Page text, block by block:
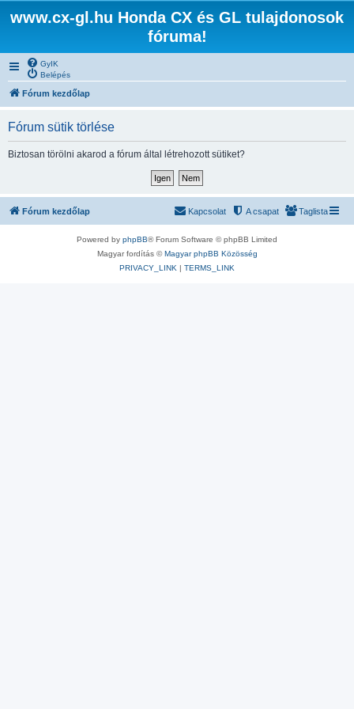
www.cx-gl.hu Honda CX és GL tulajdonosok
fóruma!
GyIK
Belépés
Fórum kezdőlap
Fórum sütik törlése
Biztosan törölni akarod a fórum által létrehozott sütiket?
Fórum kezdőlap Taglista
A csapat
Kapcsolat
Powered by phpBB® Forum Software © phpBB Limited
Magyar fordítás ©Magyar phpBB Közösség
PRIVACY_LINK | TERMS_LINK